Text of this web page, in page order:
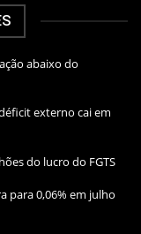
abaixo do
externo cai em
do lucro do FGTS
para 0,06% em julho